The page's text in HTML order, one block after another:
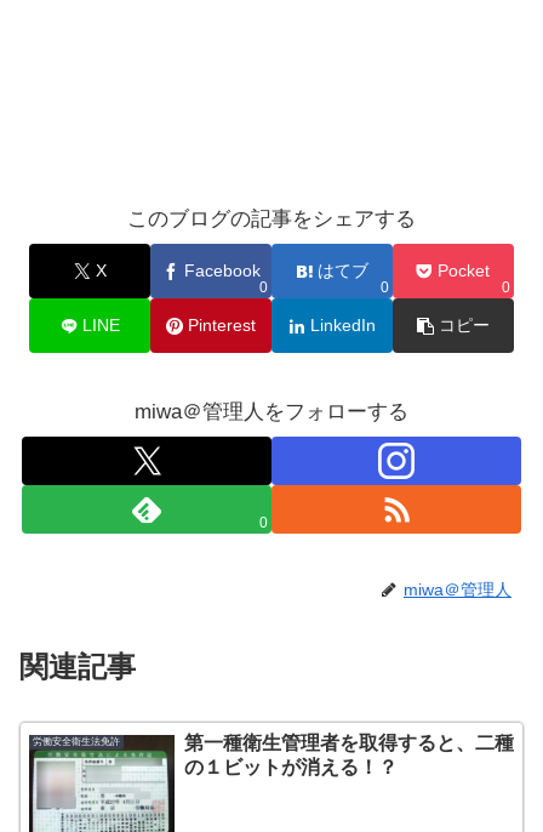
このブログの記事をシェアする
X Facebook
0
はてブ
0
Pocket
0
LINE Pinterest LinkedIn コピー
miwa＠管理人をフォローする
0
miwa＠管理人
関連記事
労働安全衛生法免許
第一種衛生管理者を取得すると、二種
の１ビットが消える！？